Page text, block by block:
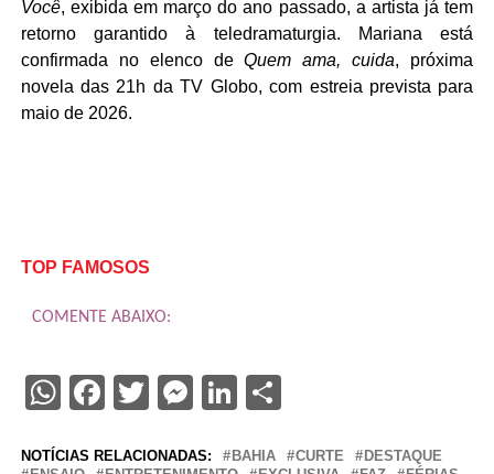
Você, exibida em março do ano passado, a artista já tem
retorno garantido à teledramaturgia. Mariana está
confirmada no elenco deQuem ama, cuida, próxima
novela das 21h da TV Globo, com estreia prevista para
maio de 2026.
TOP FAMOSOS
COMENTE ABAIXO:
WhatsApp
Facebook
Twitter
Messenger
LinkedIn
Share
NOTÍCIAS RELACIONADAS: BAHIA CURTE
DESTAQUE